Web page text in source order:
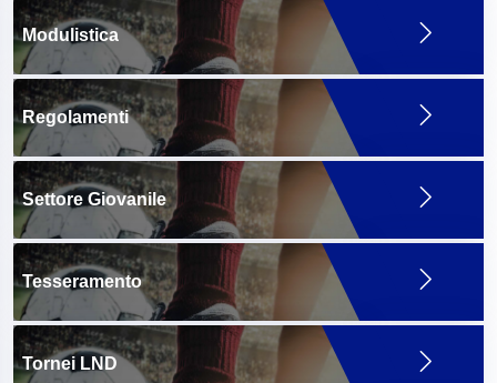
Modulistica
Regolamenti
Settore Giovanile
Tesseramento
Tornei LND